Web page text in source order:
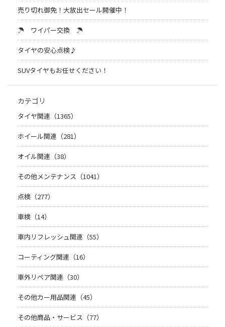
売り切れ御免！大放出セール開催中！
☂ ワイパー交換 ☂
タイヤの安心点検♪
SUVタイヤもお任せください！
カテゴリ
タイヤ関連（1365）
ホイール関連（281）
オイル関連（38）
その他メンテナンス（1041）
点検（277）
車検（14）
車内リフレッシュ関連（55）
コーティング関連（16）
車外リペア関連（30）
その他カー用品関連（45）
その他商品・サービス（77）